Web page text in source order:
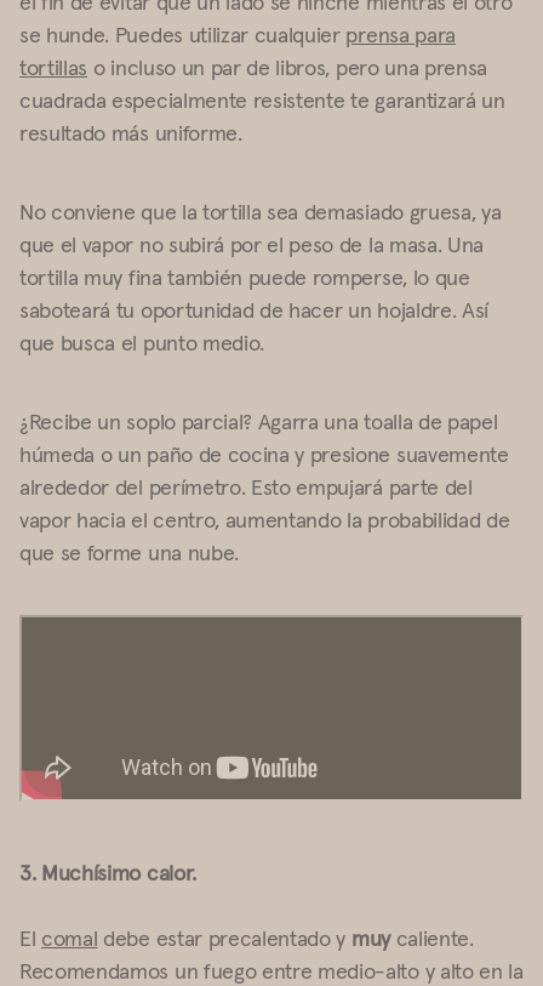
se hunde. Puedes utilizar cualquier prensa para
tortillas o incluso un par de libros, pero una prensa
cuadrada especialmente resistente te garantizará un
resultado más uniforme.
No conviene que la tortilla sea demasiado gruesa, ya
que el vapor no subirá por el peso de la masa. Una
tortilla muy fina también puede romperse, lo que
saboteará tu oportunidad de hacer un hojaldre. Así
que busca el punto medio.
¿Recibe un soplo parcial? Agarra una toalla de papel
húmeda o un paño de cocina y presione suavemente
alrededor del perímetro. Esto empujará parte del
vapor hacia el centro, aumentando la probabilidad de
que se forme una nube.
3. Muchísimo calor.
El comal debe estar precalentado y muycaliente.
Recomendamos un fuego entre medio-alto y alto en la